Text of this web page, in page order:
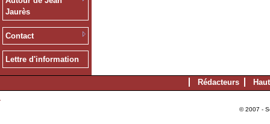
Jaurès
Contact
Lettre d'information
Rédacteurs
© 2007 -